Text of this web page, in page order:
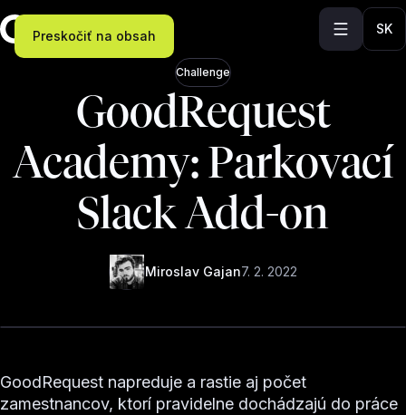
Preskočiť na obsah SK
Challenge
GoodRequest
Academy: Parkovací
Slack Add-on
Miroslav Gajan7. 2. 2022
GoodRequest napreduje a rastie aj počet
zamestnancov, ktorí pravidelne dochádzajú do práce